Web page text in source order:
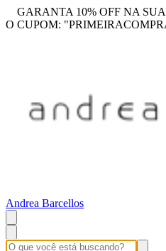
GARANTA 10% OFF NA
O CUPOM:
Andrea Barcellos